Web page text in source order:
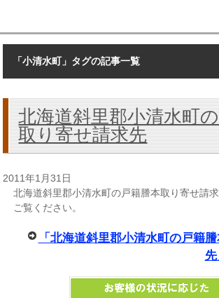
「小清水町」タグの記事一覧
北海道斜里郡小清水町
取り寄せ請求先
2011年1月31日
北海道斜里郡小清水町の戸籍謄本取り寄せ請
ご覧ください。
「北海道斜里郡小清水町の戸籍